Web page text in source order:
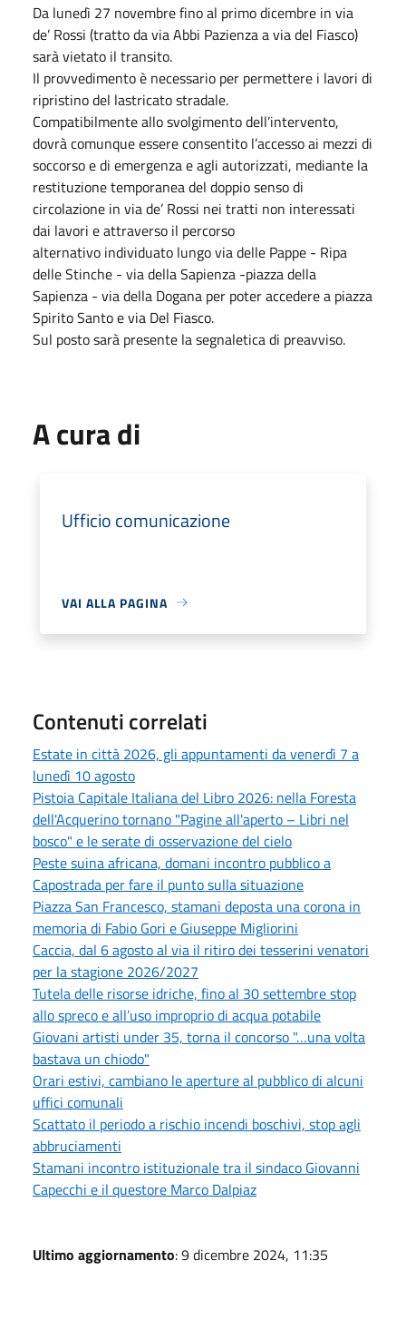
Da lunedì 27 novembre fino al primo dicembre in via
de’ Rossi (tratto da via Abbi Pazienza a via del Fiasco)
sarà vietato il transito.
Il provvedimento è necessario per permettere i lavori di
ripristino del lastricato stradale.
Compatibilmente allo svolgimento dell’intervento,
dovrà comunque essere consentito l’accesso ai mezzi di
soccorso e di emergenza e agli autorizzati, mediante la
restituzione temporanea del doppio senso di
circolazione in via de’ Rossi nei tratti non interessati
dai lavori e attraverso il percorso
alternativo individuato lungo via delle Pappe - Ripa
delle Stinche - via della Sapienza -piazza della
Sapienza - via della Dogana per poter accedere a piazza
Spirito Santo e via Del Fiasco.
Sul posto sarà presente la segnaletica di preavviso.
A cura di
Ufficio comunicazione
VAI ALLA PAGINA
Contenuti correlati
Estate in città 2026, gli appuntamenti da venerdì 7 a
lunedì 10 agosto
Pistoia Capitale Italiana del Libro 2026: nella Foresta
dell'Acquerino tornano "Pagine all'aperto – Libri nel
bosco" e le serate di osservazione del cielo
Peste suina africana, domani incontro pubblico a
Capostrada per fare il punto sulla situazione
Piazza San Francesco, stamani deposta una corona in
memoria di Fabio Gori e Giuseppe Migliorini
Caccia, dal 6 agosto al via il ritiro dei tesserini venatori
per la stagione 2026/2027
Tutela delle risorse idriche, fino al 30 settembre stop
allo spreco e all’uso improprio di acqua potabile
Giovani artisti under 35, torna il concorso "…una volta
bastava un chiodo"
Orari estivi, cambiano le aperture al pubblico di alcuni
uffici comunali
Scattato il periodo a rischio incendi boschivi, stop agli
abbruciamenti
Stamani incontro istituzionale tra il sindaco Giovanni
Capecchi e il questore Marco Dalpiaz
Ultimo aggiornamento: 9 dicembre 2024, 11:35